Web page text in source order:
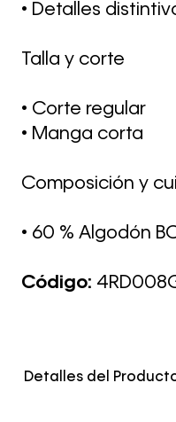
• Detalles
Talla y corte
• Corte regular
• Manga corta
Composición y
• 60 % Algodón
Código:
Detalles del